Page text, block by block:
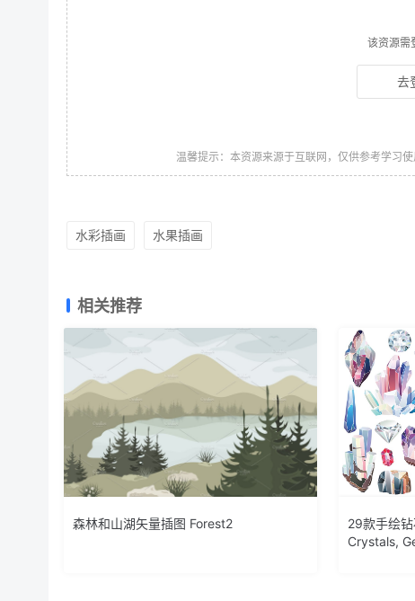
该资源需
去
温馨提示：本资源来源于互联网，仅供参考学习
水彩插画 水果插画
相关推荐
森林和山湖矢量插图 Forest2
29款手绘
Crystals,